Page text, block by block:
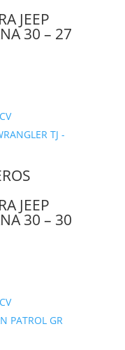
JEEP
30 – 27
JEEP
30 – 30